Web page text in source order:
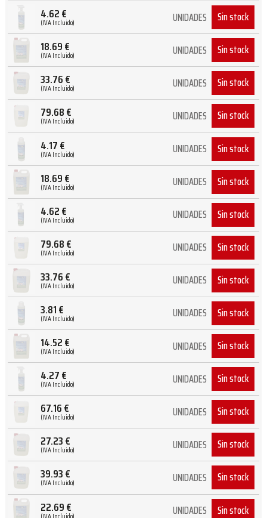
4.62€
(IVA Incluido) UNIDADES Sin stock
18.69€
(IVA Incluido) UNIDADES Sin stock
33.76€
(IVA Incluido) UNIDADES Sin stock
79.68€
(IVA Incluido) UNIDADES Sin stock
4.17€
(IVA Incluido) UNIDADES Sin stock
18.69€
(IVA Incluido) UNIDADES Sin stock
4.62€
(IVA Incluido) UNIDADES Sin stock
79.68€
(IVA Incluido) UNIDADES Sin stock
33.76€
(IVA Incluido) UNIDADES Sin stock
3.81€
(IVA Incluido) UNIDADES Sin stock
14.52€
(IVA Incluido) UNIDADES Sin stock
4.27€
(IVA Incluido) UNIDADES Sin stock
67.16€
(IVA Incluido) UNIDADES Sin stock
27.23€
(IVA Incluido) UNIDADES Sin stock
39.93€
(IVA Incluido) UNIDADES Sin stock
22.69€
(IVA Incluido) UNIDADES Sin stock